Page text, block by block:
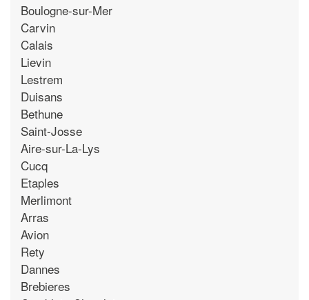
Boulogne-sur-Mer
Carvin
Calais
Lievin
Lestrem
Duisans
Bethune
Saint-Josse
Aire-sur-La-Lys
Cucq
Etaples
Merlimont
Arras
Avion
Rety
Dannes
Brebieres